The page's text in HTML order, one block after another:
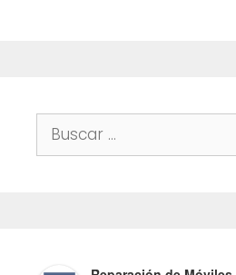
Buscar: